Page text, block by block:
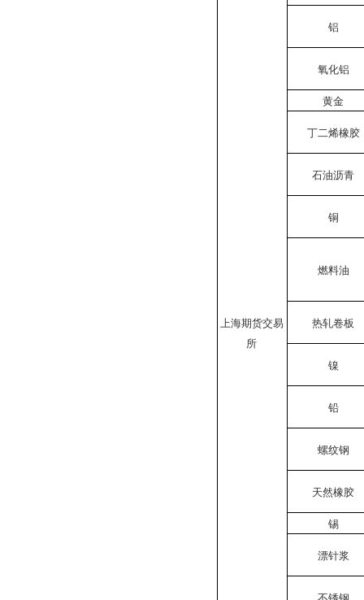
上海期货交易
所
铝
氧化铝
黄金
丁二烯橡胶
石油沥青
铜
燃料油
热轧卷板
镍
铅
螺纹钢
天然橡胶
锡
漂针浆